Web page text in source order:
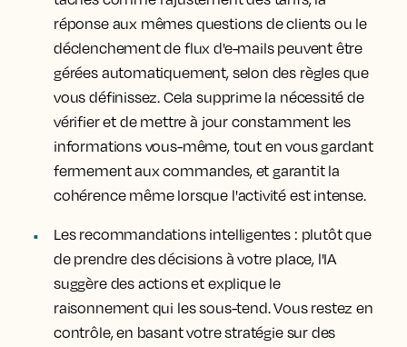
réponse aux mêmes questions de clients ou le
déclenchement de flux d'e-mails peuvent être
gérées automatiquement, selon des règles que
vous définissez. Cela supprime la nécessité de
vérifier et de mettre à jour constamment les
informations vous-même, tout en vous gardant
fermement aux commandes, et garantit la
cohérence même lorsque l'activité est intense.
Les recommandations intelligentes : plutôt que
de prendre des décisions à votre place, l'IA
suggère des actions et explique le
raisonnement qui les sous-tend. Vous restez en
contrôle, en basant votre stratégie sur des